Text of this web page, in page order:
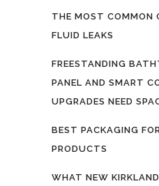
THE MOST COMMON
FLUID LEAKS
FREESTANDING
PANEL AND SMART
UPGRADES NEED
BEST PACKAGING
PRODUCTS
WHAT NEW